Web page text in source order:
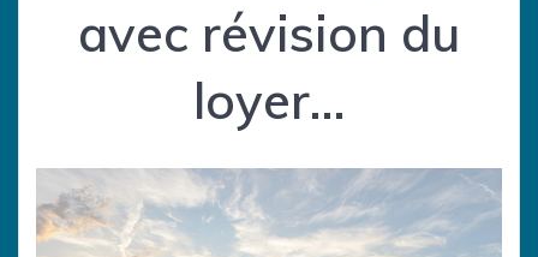
avec révision du
loyer…